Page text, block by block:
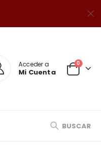
Acceder a
Mi Cuenta
0
BUSCAR